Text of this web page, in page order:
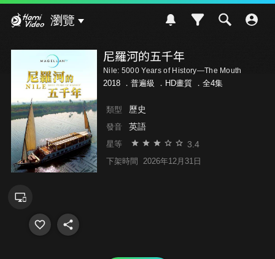
瀏覽
尼羅河的五千年
Nile: 5000 Years of History—The Mouth
2018 ． 普遍級 ．HD畫質 ．全4集
類型 歷史
發音 英語
星等 3.4
下架時間 2026年12月31日